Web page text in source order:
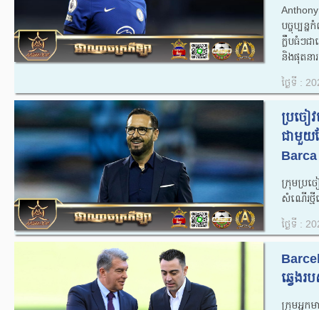
បច្ចុប្បន្
ក្លឹបធំៗជ
និងផុតនា
ថ្ងៃទី :
ប្រចៀ
ជាមួយ
ក្រុមប្រ
សំណើរថ្មីទ
ថ្ងៃទី :
ឆ្វេង
ក្រុមអ្ន